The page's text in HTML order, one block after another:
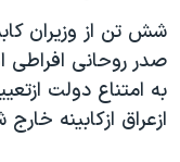
صفحه
اصلی
جهش
به
جستجو
ورزشی
گزیده‌ها
صفحه‌های ویژه
جام جهانی ۲۰۲۶
عملیات خشم حماسی
فرکانس‌های صدای
پخش رادیویی
شش تن از وزيران
صدر روحانی افراطی
به امتناع دولت
ازعراق ازکابينه